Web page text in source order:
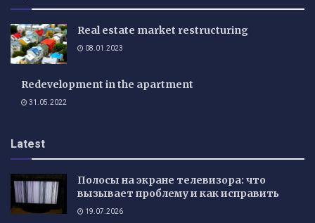
Real estate market restructuring
08.01.2023
Redevelopment in the apartment
31.05.2022
Latest
Полосы на экране телевизора: что
вызывает проблему и как исправить
19.07.2026